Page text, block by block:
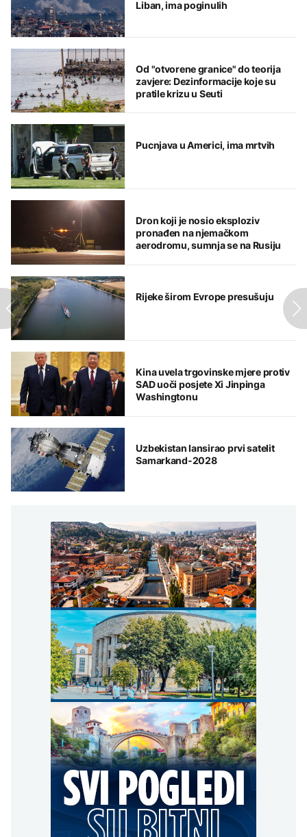
Liban, ima poginulih
Od "otvorene granice" do teorija
zavjere: Dezinformacije koje su
pratile krizu u Seuti
Pucnjava u Americi, ima mrtvih
Dron koji je nosio eksploziv
pronađen na njemačkom
aerodromu, sumnja se na Rusiju
Rijeke širom Evrope presušuju
Kina uvela trgovinske mjere protiv
SAD uoči posjete Xi Jinpinga
Washingtonu
Uzbekistan lansirao prvi satelit
Samarkand-2028